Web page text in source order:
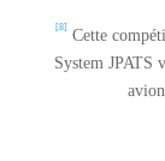
[8] Cette
System JPATS